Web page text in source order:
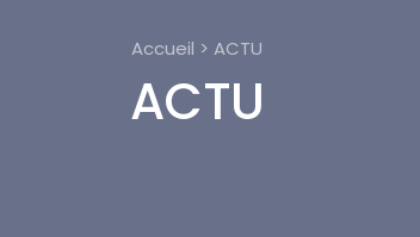
Accueil > ACTU
ACTU